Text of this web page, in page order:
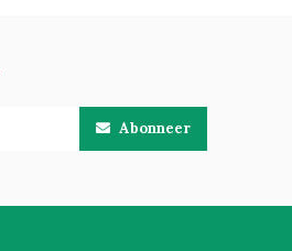
Abonneer